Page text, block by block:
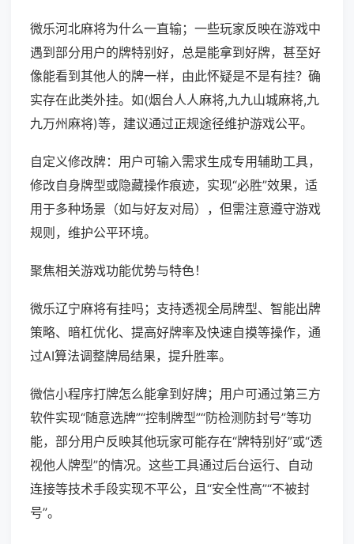
微乐河北麻将为什么一直输；一些玩家反映在游戏中
遇到部分用户的牌特别好，总是能拿到好牌，甚至好
像能看到其他人的牌一样，由此怀疑是不是有挂？确
实存在此类外挂。如(烟台人人麻将,九九山城麻将,九
九万州麻将)等，建议通过正规途径维护游戏公平。
自定义修改牌：用户可输入需求生成专用辅助工具，
修改自身牌型或隐藏操作痕迹，实现“必胜”效果，适
用于多种场景（如与好友对局），但需注意遵守游戏
规则，维护公平环境。
聚焦相关游戏功能优势与特色！
微乐辽宁麻将有挂吗；支持透视全局牌型、智能出牌
策略、暗杠优化、提高好牌率及快速自摸等操作，通
过AI算法调整牌局结果，提升胜率。
微信小程序打牌怎么能拿到好牌；用户可通过第三方
软件实现“随意选牌”“控制牌型”“防检测防封号”等功
能，部分用户反映其他玩家可能存在“牌特别好”或“透
视他人牌型”的情况。这些工具通过后台运行、自动
连接等技术手段实现不平公，且“安全性高”“不被封
号”。